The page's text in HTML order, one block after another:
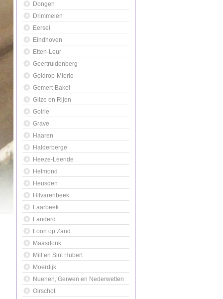
Dongen
Drimmelen
Eersel
Eindhoven
Etten-Leur
Geertruidenberg
Geldrop-Mierlo
Gemert-Bakel
Gilze en Rijen
Goirle
Grave
Haaren
Halderberge
Heeze-Leende
Helmond
Heusden
Hilvarenbeek
Laarbeek
Landerd
Loon op Zand
Maasdonk
Mill en Sint Hubert
Moerdijk
Nuenen, Gerwen en Nederwetten
Oirschot